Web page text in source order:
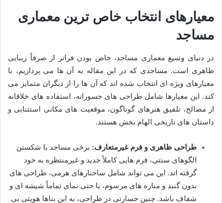
معیارهای انتخاب خاص ترین معماری
مساجد
در دنیای وسیع معماری مساجد، خاص بودن فراتر از صرفاً زیبایی
ظاهری است. مساجدی که در این مقاله به آن ها می پردازیم، با
معیارهای ویژه ای انتخاب شده اند که آن ها را از دیگران متمایز می
کند. این معیارها شامل طراحی های جسورانه، استفاده های خلاقانه
از مصالح، تلفیق هنرهای گوناگون، موقعیت های مکانی استثنایی و
داستان های تاریخی الهام بخش هستند.
طراحی ظاهری و فرم غیرمتعارف: برخی مساجد با شکستن
الگوهای سنتی، فرم هایی کاملاً جدید و غیرمنتظره به خود
گرفته اند. این می تواند شامل ساختارهای هرمی، طراحی های
بدون گنبد و مناره های مرسوم، یا حتی نمای تماماً شیشه ای و
شفاف باشد. چنین جسارتی در طراحی، به این بناها هویتی بی